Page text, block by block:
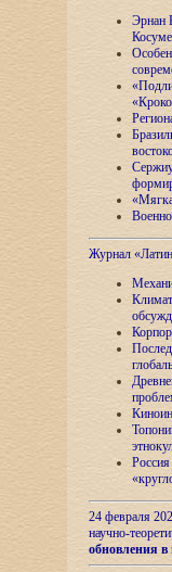
Эрнан
Журнал
24 февраля
научно-
обновления в